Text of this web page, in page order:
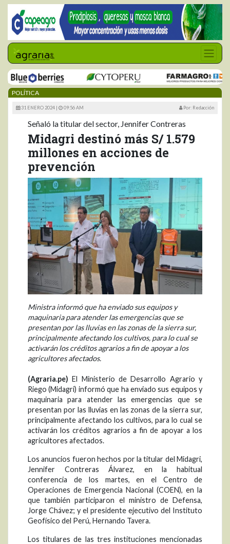
POLÍTICA
31 ENERO 2024 | 09:56 AM Por: Redacción
Señaló la titular del sector, Jennifer Contreras
Midagri destinó más S/ 1.579
millones en acciones de
prevención
Ministra informó que ha enviado sus equipos y
maquinaria para atender las emergencias que se
presentan por las lluvias en las zonas de la sierra sur,
principalmente afectando los cultivos, para lo cual se
activarán los créditos agrarios a fin de apoyar a los
agricultores afectados.
(Agraria.pe) El Ministerio de Desarrollo Agrario y
Riego (Midagri) informó que ha enviado sus equipos y
maquinaria para atender las emergencias que se
presentan por las lluvias en las zonas de la sierra sur,
principalmente afectando los cultivos, para lo cual se
activarán los créditos agrarios a fin de apoyar a los
agricultores afectados.
Los anuncios fueron hechos por la titular del Midagri,
Jennifer Contreras Álvarez, en la habitual
conferencia de los martes, en el Centro de
Operaciones de Emergencia Nacional (COEN), en la
que también participaron el ministro de Defensa,
Jorge Chávez; y el presidente ejecutivo del Instituto
Geofísico del Perú, Hernando Tavera.
Los titulares de las tres instituciones mencionadas